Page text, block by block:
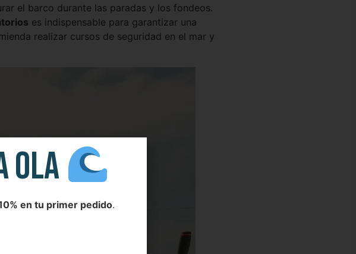
el barco durante las paradas y los fondeos.
es indispensable para garantizar una
realizar cursos de seguridad en el mar y
OLA
en tu primer pedido.